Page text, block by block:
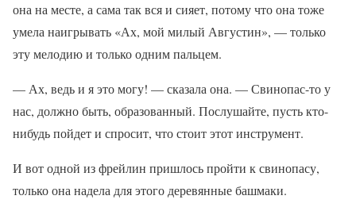
она на месте, а сама так вся и сияет, потому что она тоже
умела наигрывать «Ах, мой милый Августин», — только
эту мелодию и только одним пальцем.
— Ах, ведь и я это могу! — сказала она. — Свинопас-то у
нас, должно быть, образованный. Послушайте, пусть кто-
нибудь пойдет и спросит, что стоит этот инструмент.
И вот одной из фрейлин пришлось пройти к свинопасу,
только она надела для этого деревянные башмаки.